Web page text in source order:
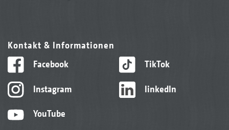
Kontakt & Informationen
Facebook
Instagram
YouTube
TikTok
linkedIn